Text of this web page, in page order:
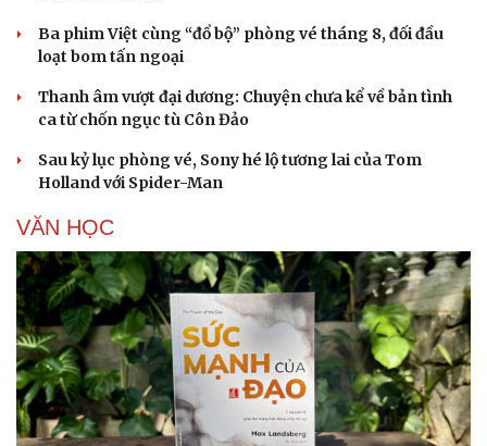
Ba phim Việt cùng “đổ bộ” phòng vé tháng 8, đối đầu
loạt bom tấn ngoại
Thanh âm vượt đại dương: Chuyện chưa kể về bản tình
ca từ chốn ngục tù Côn Đảo
Sau kỷ lục phòng vé, Sony hé lộ tương lai của Tom
Holland với Spider-Man
VĂN HỌC